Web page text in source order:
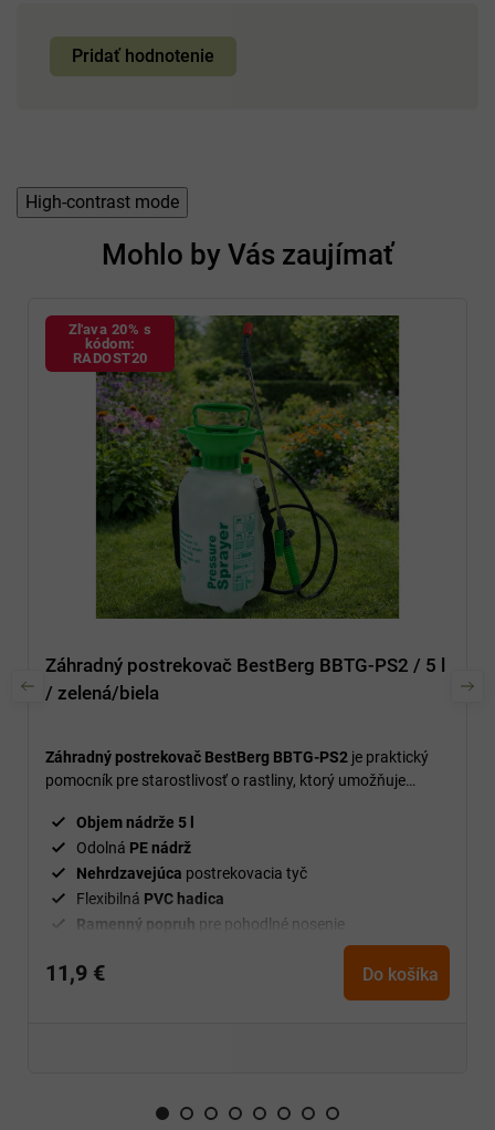
Pridať hodnotenie
High-contrast mode
Mohlo by Vás zaujímať
Zľava 20% s
kódom:
RADOST20
Záhradný postrekovač BestBerg BBTG-PS2 / 5 l
/ zelená/biela
Záhradný postrekovač BestBerg BBTG-PS2 je praktický
pomocník pre starostlivosť o rastliny, ktorý umožňuje
postrekov.
Objem nádrže 5 l
Odolná PE nádrž
Nehrdzavejúca postrekovacia tyč
Flexibilná PVC hadica
Ramenný popruh pre pohodlné nosenie
11,9 € Do košíka